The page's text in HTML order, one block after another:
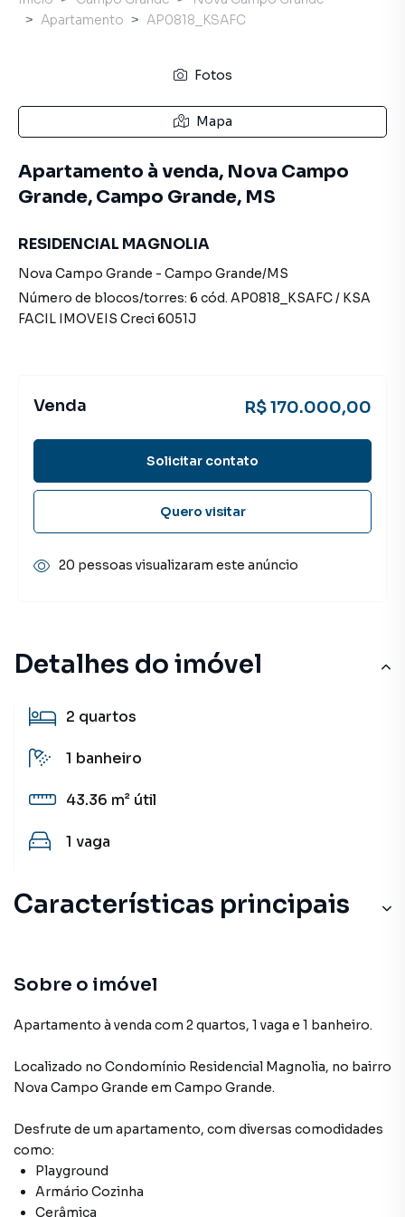
Detalhes do imóvel
2 quartos
1 banheiro
43.36 m² útil
1 vaga
Características principais
Sobre o imóvel
Apartamento à venda com 2 quartos, 1 vaga e 1 banheiro.
Localizado no Condomínio Residencial Magnolia, no bairro
Nova Campo Grande em Campo Grande.
Desfrute de um apartamento, com diversas comodidades
como:
Playground
Armário Cozinha
Cerâmica
Apartamento
AP0818_KSAFC
Fotos
Mapa
Apartamento à venda, Nova Campo
Grande, Campo Grande, MS
RESIDENCIAL MAGNOLIA
Nova Campo Grande - Campo Grande/MS
Número de blocos/torres: 6 cód. AP0818_KSAFC/ KSA
FACIL IMOVEIS Creci6051J
Venda R$ 170.000,00
Solicitar contato
Quero visitar
20 pessoas visualizaram este anúncio